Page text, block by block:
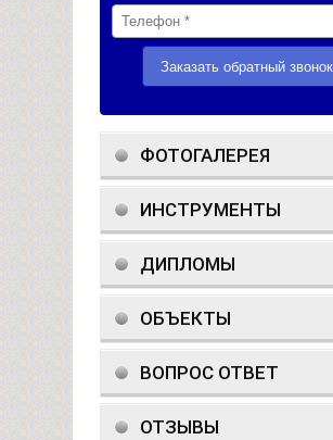
ФОТОГАЛЕРЕЯ
ИНСТРУМЕНТЫ
ДИПЛОМЫ
ОБЪЕКТЫ
ВОПРОС ОТВЕТ
ОТЗЫВЫ